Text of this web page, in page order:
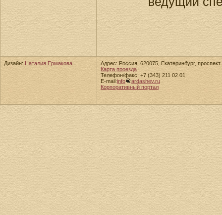
Дизайн: Наталия Ермакова
Адрес: Россия, 620075, Екатеринбург,
Карта проезда
Телефон/факс: +7 (343) 211 02 01
E-mail:info
ardashev.ru
Корпоративный портал